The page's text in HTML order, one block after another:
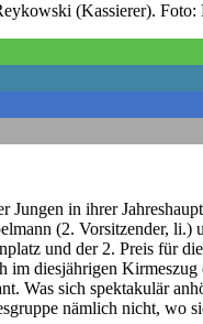
(Kassierer). Foto:
Jungen in ihrer
(2. Vorsitzender,
und der 2. Preis für
diesjährigen
Was sich spektakulär
nämlich nicht, wo